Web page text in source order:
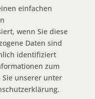
einfachen
wenn Sie diese
Daten sind
identifiziert
zum
unserer unter